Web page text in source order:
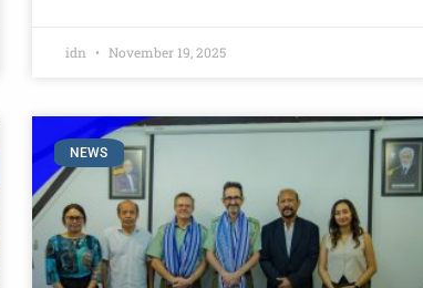
idn November 19, 2025
NEWS